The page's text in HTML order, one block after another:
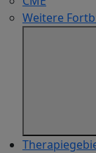
Weitere